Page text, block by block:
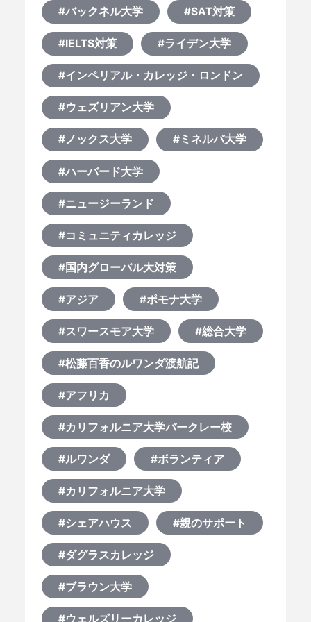
#バックネル大学 #SAT対策
#IELTS対策 #ライデン大学
#インペリアル・カレッジ・ロンドン
#ウェズリアン大学
#ノックス大学 #ミネルバ大学
#ハーバード大学
#ニュージーランド
#コミュニティカレッジ
#国内グローバル大対策
#アジア #ポモナ大学
#スワースモア大学 #総合大学
#松藤百香のルワンダ渡航記
#アフリカ
#カリフォルニア大学バークレー校
#ルワンダ #ボランティア
#カリフォルニア大学
#シェアハウス #親のサポート
#ダグラスカレッジ
#ブラウン大学
#ウェルズリーカレッジ